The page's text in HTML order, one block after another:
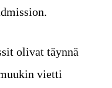
olivat täynnä
vietti